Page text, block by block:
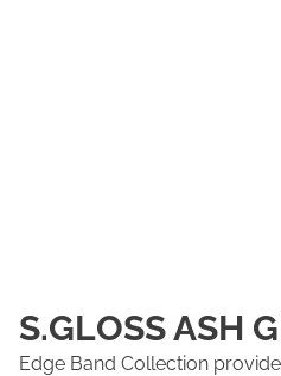
S.GLOSS ASH
Edge Band Collection